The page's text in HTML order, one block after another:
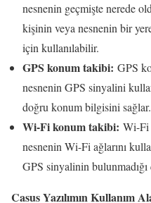
nesnenin geçmişte nerede
kişinin veya nesnenin bir
için kullanılabilir.
GPS konum takibi: GPS
nesnenin GPS sinyalini
doğru konum bilgisini sağlar.
Wi-Fi konum takibi: Wi-Fi
nesnenin Wi-Fi ağlarını
GPS sinyalinin
Casus Yazılımın Kullanım